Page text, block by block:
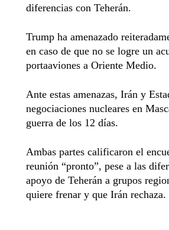
diferencias con Teherán.
Trump ha amenazado
en caso de que no se logre un
portaaviones a Oriente Medio.
Ante estas amenazas, Irán y
negociaciones nucleares en
guerra de los 12 días.
Ambas partes calificaron el
reunión “pronto”, pese a las
apoyo de Teherán a grupos
quiere frenar y que Irán rechaza.